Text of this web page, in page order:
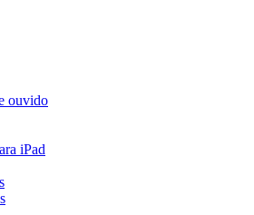
ouvido
iPad